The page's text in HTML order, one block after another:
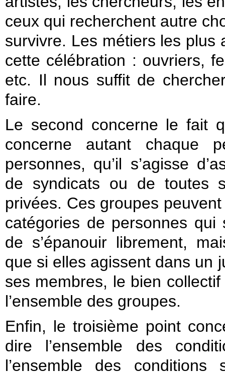
ceux qui recherchent autre
survivre. Les métiers les plus
cette célébration : ouvriers,
etc. Il nous suffit de
faire.
Le second concerne le fait
concerne autant chaque
personnes, qu’il s’agisse
de syndicats ou de toutes
privées. Ces groupes
catégories de personnes
de s’épanouir librement,
que si elles agissent dans un
ses membres, le bien
l’ensemble des groupes.
Enfin, le troisième point
dire l’ensemble des
l’ensemble des